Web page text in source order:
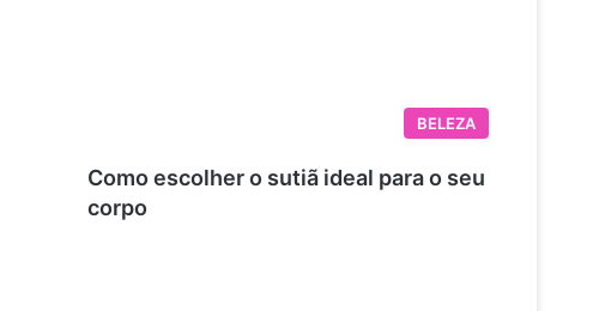
BELEZA
Como escolher o sutiã ideal para o seu
corpo